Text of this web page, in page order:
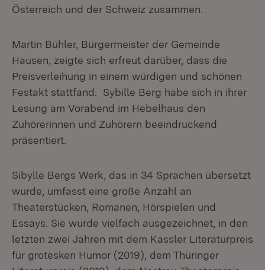
Österreich und der Schweiz zusammen.
Martin Bühler, Bürgermeister der Gemeinde
Hausen, zeigte sich erfreut darüber, dass die
Preisverleihung in einem würdigen und schönen
Festakt stattfand. Sybille Berg habe sich in ihrer
Lesung am Vorabend im Hebelhaus den
Zuhörerinnen und Zuhörern beeindruckend
präsentiert.
Sibylle Bergs Werk, das in 34 Sprachen übersetzt
wurde, umfasst eine große Anzahl an
Theaterstücken, Romanen, Hörspielen und
Essays. Sie wurde vielfach ausgezeichnet, in den
letzten zwei Jahren mit dem Kassler Literaturpreis
für grotesken Humor (2019), dem Thüringer